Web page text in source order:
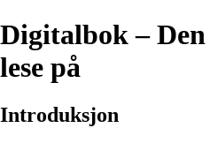
Digitalbok –
lese på
Introduksjon